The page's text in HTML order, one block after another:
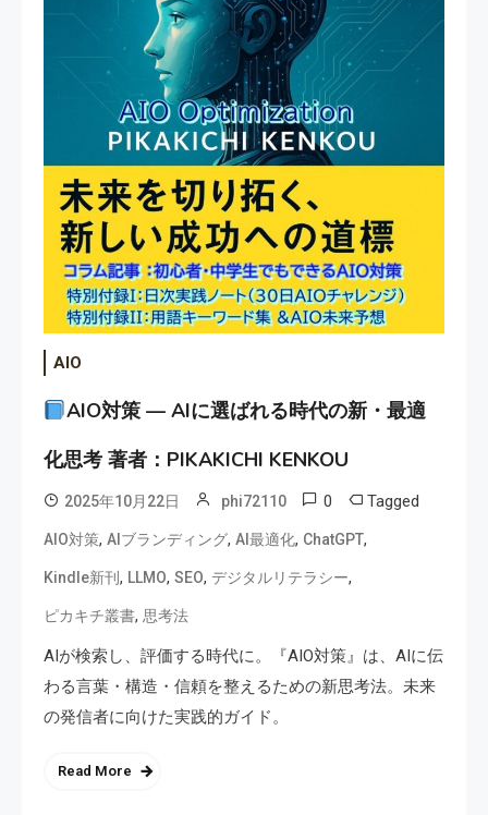
AIO
AIO対策 — AIに選ばれる時代の新・最適
化思考 著者：PIKAKICHI KENKOU
2025年10月22日 phi72110 0 Tagged
AIO対策, AIブランディング, AI最適化, ChatGPT,
Kindle新刊 , LLMO, SEO, デジタルリテラシー,
ピカキチ叢書, 思考法
AIが検索し、評価する時代に。『AIO対策』は、AIに伝
わる言葉・構造・信頼を整えるための新思考法。未来
の発信者に向けた実践的ガイド。
Read More